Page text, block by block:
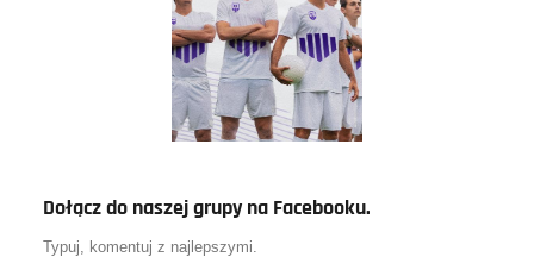
Dołącz do naszej grupy na Facebooku.
Typuj, komentuj z najlepszymi.